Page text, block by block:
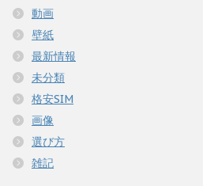
動画
壁紙
最新情報
未分類
格安SIM
画像
選び方
雑記